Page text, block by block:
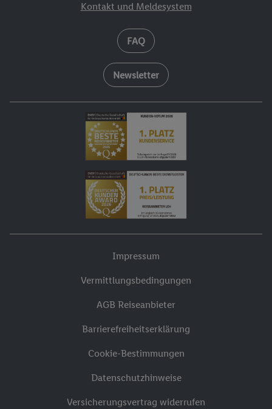
Kontakt und Meldesystem
FAQ
Newsletter
Impressum
Vermittlungsbedingungen
AGB Reiseanbieter
Barrierefreiheitserklärung
Cookie-Bestimmungen
Datenschutzhinweise
Versicherungsvertrag widerrufen